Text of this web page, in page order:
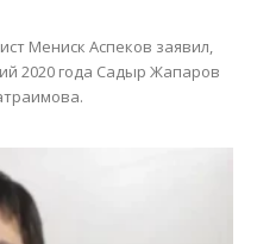
Мениск Аспеков заявил,
2020 года Садыр Жапаров